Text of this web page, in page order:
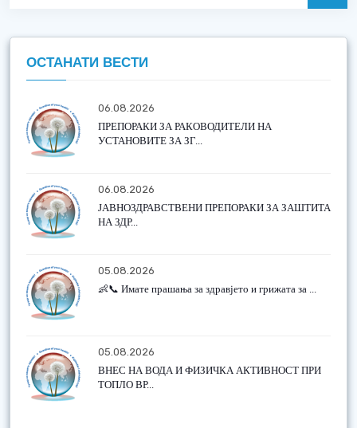
ОСТАНАТИ ВЕСТИ
06.08.2026
ПРЕПОРАКИ ЗА РАКОВОДИТЕЛИ НА
УСТАНОВИТЕ ЗА ЗГ...
06.08.2026
ЈАВНОЗДРАВСТВЕНИ ПРЕПОРАКИ ЗА ЗАШТИТА
НА ЗДР...
05.08.2026
👶📞 Имате прашања за здравјето и грижата за ...
05.08.2026
ВНЕС НА ВОДА И ФИЗИЧКА АКТИВНОСТ ПРИ
ТОПЛО ВР...